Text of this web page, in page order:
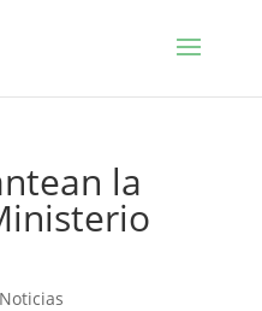
la
Noticias